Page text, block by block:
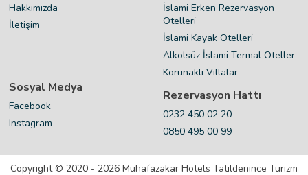
Hakkımızda
İletişim
İslami Erken Rezervasyon
Otelleri
İslami Kayak Otelleri
Alkolsüz İslami Termal Oteller
Korunaklı Villalar
Sosyal Medya
Facebook
Instagram
Rezervasyon Hattı
0232 450 02 20
0850 495 00 99
Copyright © 2020 - 2026 Muhafazakar Hotels Tatildenince Turizm